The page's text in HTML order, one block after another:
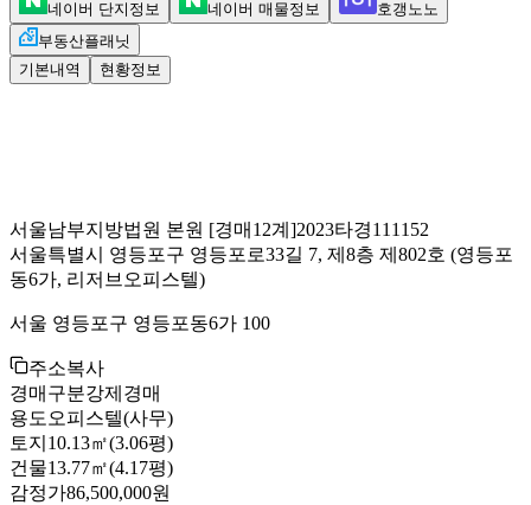
네이버 단지정보 네이버 매물정보
호갱노노
부동산플래닛
기본내역
현황정보
서울남부지방법원 본원 [경매12계]2023타경111152
서울특별시 영등포구 영등포로33길 7, 제8층 제802호 (영등포
동6가, 리저브오피스텔)
서울 영등포구 영등포동6가 100
주소복사
경매구분강제경매
용도 오피스텔(사무)
토지 10.13㎡(3.06평)
건물13.77㎡(4.17평)
감정가86,500,000원